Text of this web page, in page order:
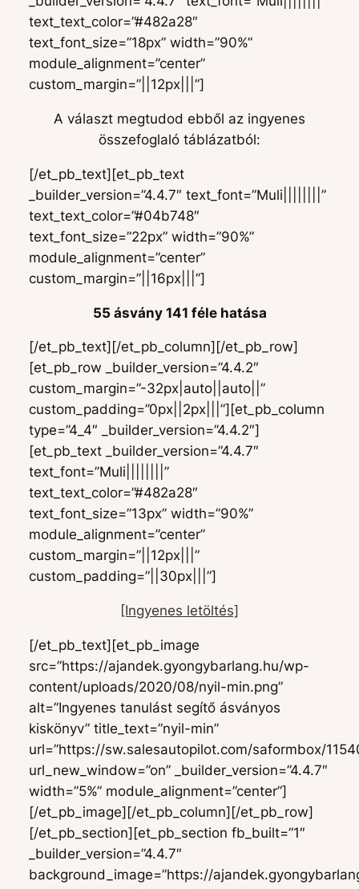
text_text_color=”#482a28″
text_font_size=”18px” width=”90%”
module_alignment=”center”
custom_margin=”||12px|||”]
A választ megtudod ebből az ingyenes
összefoglaló táblázatból:
[/et_pb_text][et_pb_text
_builder_version=”4.4.7″ text_font=”Muli||||||||”
text_text_color=”#04b748″
text_font_size=”22px” width=”90%”
module_alignment=”center”
custom_margin=”||16px|||”]
55 ásvány 141 féle hatása
[/et_pb_text][/et_pb_column][/et_pb_row]
[et_pb_row _builder_version=”4.4.2″
custom_margin=”-32px|auto||auto||”
custom_padding=”0px||2px|||”][et_pb_column
type=”4_4″ _builder_version=”4.4.2″]
[et_pb_text _builder_version=”4.4.7″
text_font=”Muli||||||||”
text_text_color=”#482a28″
text_font_size=”13px” width=”90%”
module_alignment=”center”
custom_margin=”||12px|||”
custom_padding=”||30px|||”]
[Ingyenes letöltés]
[/et_pb_text][et_pb_image
src=”https://ajandek.gyongybarlang.hu/wp-
content/uploads/2020/08/nyil-min.png”
alt=”Ingyenes tanulást segítő ásványos
kiskönyv” title_text=”nyil-min”
url=”https://sw.salesautopilot.com/saformbox/
url_new_window=”on” _builder_version=”4.4.7″
width=”5%” module_alignment=”center”]
[/et_pb_image][/et_pb_column][/et_pb_row]
[/et_pb_section][et_pb_section fb_built=”1″
_builder_version=”4.4.7″
background_image=”https://